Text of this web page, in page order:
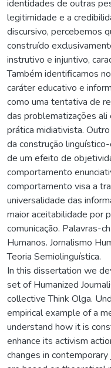
identidades de outras
legitimidade e a
discursivo, percebemos
construído
instrutivo e injuntivo,
Também identificamos
caráter educativo e
como uma tentativa de
das problematizações
prática midiativista.
da construção
de um efeito de
comportamento
comportamento visa a
universalidade das
maior aceitabilidade por
comunicação. Palavras-
Humanos. Jornalismo
Teoria Semiolinguística.
In this dissertation we
set of Humanized
collective Think Olga.
empirical example of a
understand how it is
enhance its activism
changes in